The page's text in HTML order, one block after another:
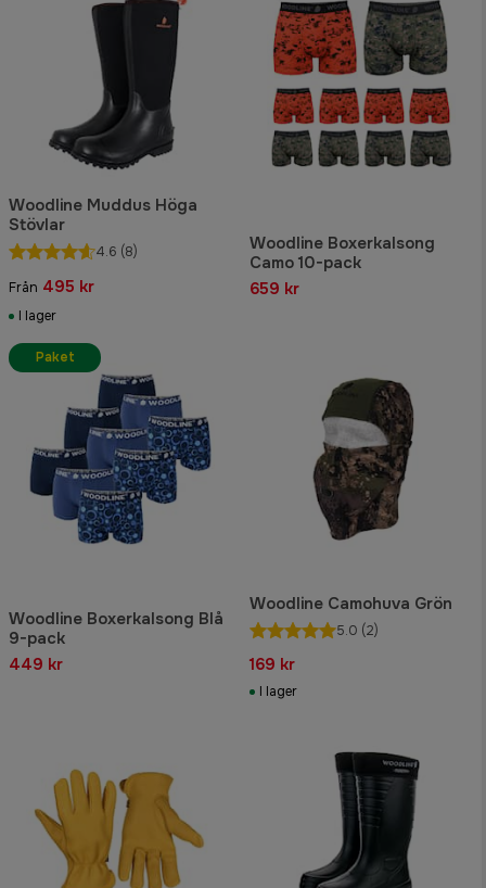
Woodline Muddus Höga
Stövlar
4.6 (8)
Från 495 kr
I lager
Woodline Boxerkalsong
Camo 10-pack
659 kr
Woodline Boxerkalsong Blå
9-pack
449 kr
Paket
Woodline Camohuva Grön
5.0 (2)
169 kr
I lager